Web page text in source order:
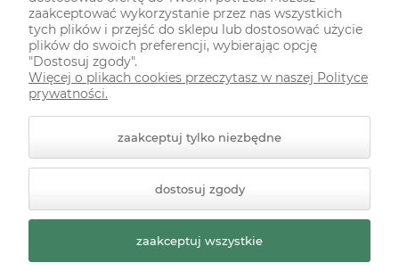
Styl graficzny ShopGadget.pl
Sklep internetowy Shoper
Premium
zaakceptować wykorzystanie przez nas wszystkich
tych plików i przejść do sklepu lub dostosować użycie
plików do swoich preferencji, wybierając opcję
"Dostosuj zgody".
Więcej o plikach cookies przeczytasz w naszej Polityce
prywatności.
zaakceptuj tylko niezbędne
dostosuj zgody
zaakceptuj wszystkie